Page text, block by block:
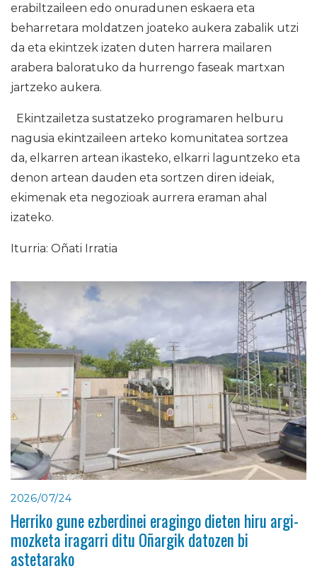
erabiltzaileen edo onuradunen eskaera eta
beharretara moldatzen joateko aukera zabalik utzi
da eta ekintzek izaten duten harrera mailaren
arabera baloratuko da hurrengo faseak martxan
jartzeko aukera.
Ekintzailetza sustatzeko programaren helburu
nagusia ekintzaileen arteko komunitatea sortzea
da, elkarren artean ikasteko, elkarri laguntzeko eta
denon artean dauden eta sortzen diren ideiak,
ekimenak eta negozioak aurrera eraman ahal
izateko.
Iturria: Oñati Irratia
2026/07/24
Herriko gune ezberdinei eragingo dieten hiru argi-
mozketa iragarri ditu Oñargik datozen bi
astetarako